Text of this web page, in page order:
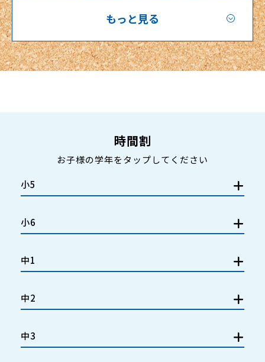
もっと見る
時間割
お子様の学年をタップしてください
小5
小6
中1
中2
中3